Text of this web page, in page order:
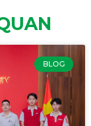
BLOG